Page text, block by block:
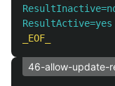
46-allow-update-